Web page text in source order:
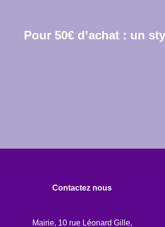
Pour 50€ d’achat : un
Contactez nous
Mairie, 10 rue Léonard Gille,